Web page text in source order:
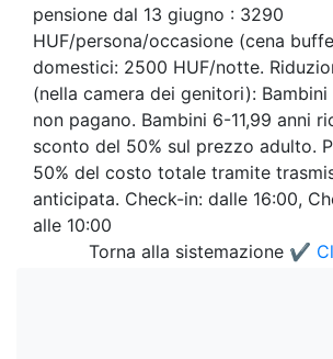
pensione dal 13 giugno : 3290
HUF/persona/occasione (cena
domestici: 2500 HUF/notte.
(nella camera dei genitori):
non pagano. Bambini 6-11,99 anni
sconto del 50% sul prezzo adulto.
50% del costo totale tramite
anticipata. Check-in: dalle 16:00,
alle 10:00
Torna alla sistemazione ✔️